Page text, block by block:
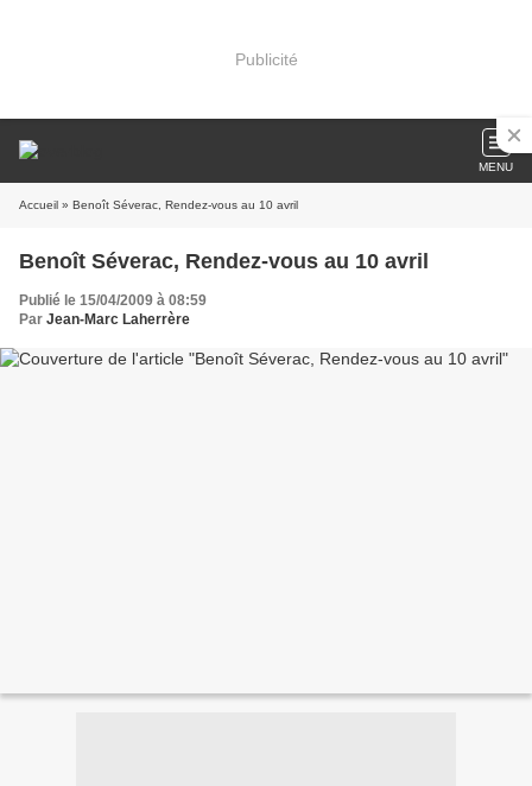
Publicité
MENU
Accueil » Benoît Séverac, Rendez-vous au 10 avril
Benoît Séverac, Rendez-vous au 10 avril
Publié le 15/04/2009 à 08:59
Par Jean-Marc Laherrère